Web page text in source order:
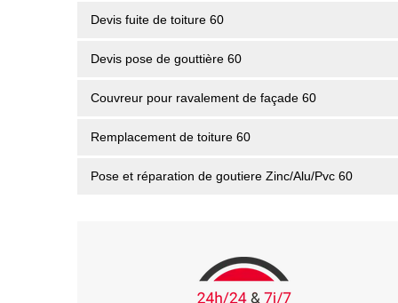
Devis fuite de toiture 60
Devis pose de gouttière 60
Couvreur pour ravalement de façade 60
Remplacement de toiture 60
Pose et réparation de goutiere Zinc/Alu/Pvc 60